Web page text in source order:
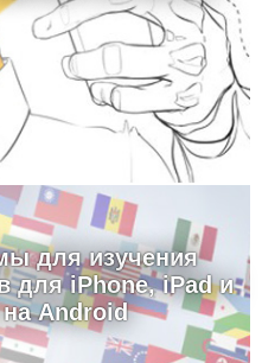
для изучения
для iPhone, iPad и
Android